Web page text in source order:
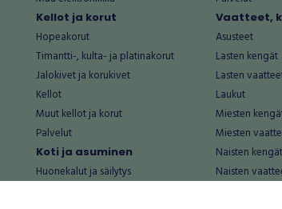
Kellot ja korut
Hopeakorut
Timantti-, kulta- ja platinakorut
Jalokivet ja korukivet
Kellot
Muut kellot ja korut
Palvelut
Koti ja asuminen
Huonekalut ja säilytys
Vaatteet,
Asusteet
Lasten kengät
Lasten
Laukut
Miesten
Miesten
Naisten kengät
Naisten